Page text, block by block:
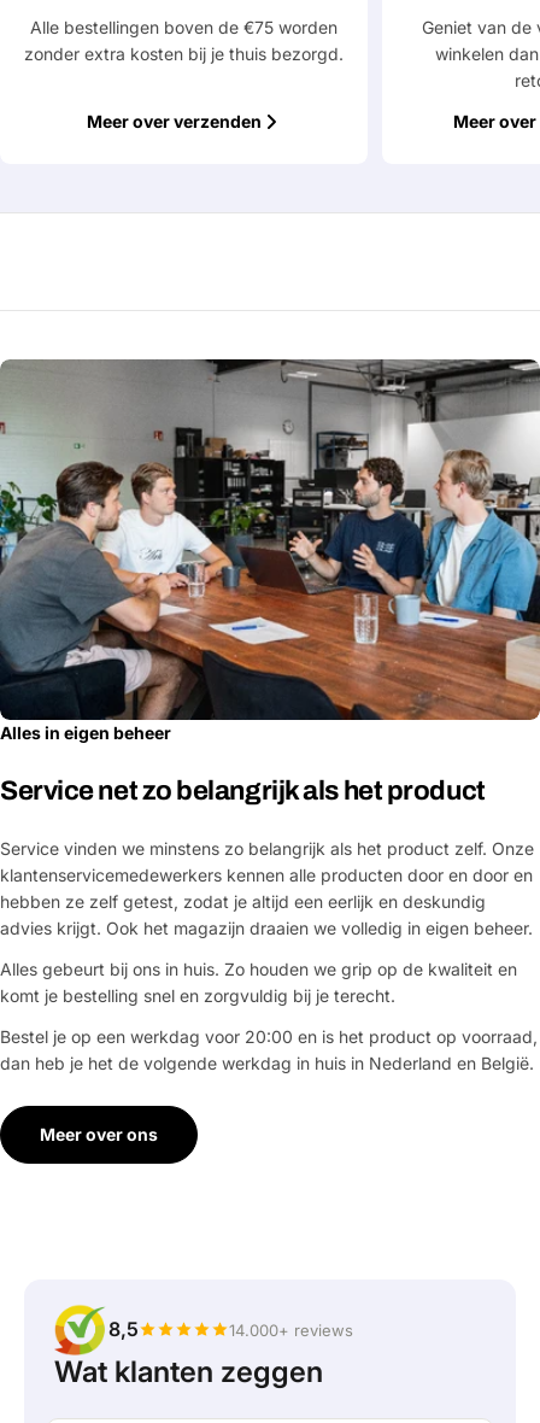
Alle bestellingen boven de €75 worden
zonder extra kosten bij je thuis bezorgd.
Meer over verzenden
Geniet van de
winkelen
Meer
Alles in eigen beheer
Service net zo belangrijk als het product
Service vinden we minstens zo belangrijk als het product zelf. Onze
klantenservicemedewerkers kennen alle producten door en door en
hebben ze zelf getest, zodat je altijd een eerlijk en deskundig
advies krijgt. Ook het magazijn draaien we volledig in eigen beheer.
Alles gebeurt bij ons in huis. Zo houden we grip op de kwaliteit en
komt je bestelling snel en zorgvuldig bij je terecht.
Bestel je op een werkdag voor 20:00 en is het product op voorraad,
dan heb je het de volgende werkdag in huis in Nederland en België.
Meer over ons
8,5 14.000+ reviews
Wat klanten zeggen